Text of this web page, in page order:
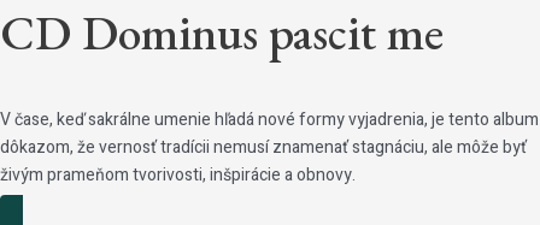
CD Dominus pascit me
V čase, keď sakrálne umenie hľadá nové formy vyjadrenia, je tento album
dôkazom, že vernosť tradícii nemusí znamenať stagnáciu, ale môže byť
živým prameňom tvorivosti, inšpirácie a obnovy.